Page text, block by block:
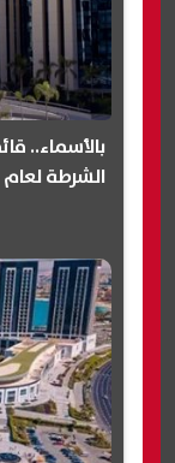
بالأسماء..
الشرطة لعام 2026 (إنفوجراف)